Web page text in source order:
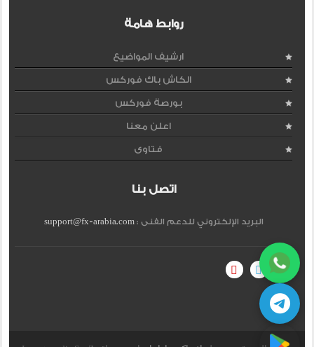
روابط هامة
ارشيف المواضيع
الكاش باك فوركس
بورصة فوركس
اعلن معنا
فتاوى
اتصل بنا
البريد الإلكتروني للدعم الفنى :support@fx-arabia.com